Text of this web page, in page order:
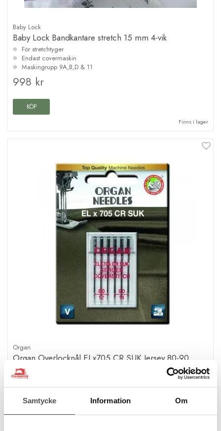
Samtycke Information Om
Baby Lock
Baby Lock Bandkantare stretch 15 mm 4-vik
För stretchtyger
Endast covermaskin
Maskingrupp 9A,B,D & 11
998 kr
KÖP
Finns i lager
Organ
Organ Overlocknål ELx705 CR SUK Jersey 80-90
För stickade tyger
6-pack blandade
För cover/overlock
79 kr